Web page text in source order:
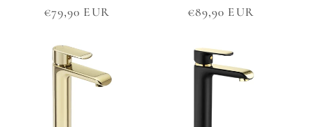
Normaler
€79,90 EUR
Normaler
€89,90 EUR